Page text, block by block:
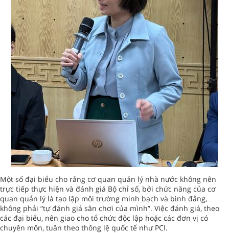
Một số đại biểu cho rằng cơ quan quản lý nhà nước không nên
trực tiếp thực hiện và đánh giá Bộ chỉ số, bởi chức năng của cơ
quan quản lý là tạo lập môi trường minh bạch và bình đẳng,
không phải “tự đánh giá sân chơi của mình”. Việc đánh giá, theo
các đại biểu, nên giao cho tổ chức độc lập hoặc các đơn vị có
chuyên môn, tuân theo thông lệ quốc tế như PCI.